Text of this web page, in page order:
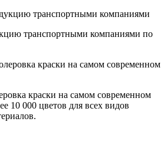
транспортными компаниями по
краски на самом современном
10 000 цветов для всех видов